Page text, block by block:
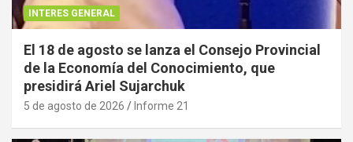
INTERES GENERAL
El 18 de agosto se lanza el Consejo Provincial
de la Economía del Conocimiento, que
presidirá Ariel Sujarchuk
5 de agosto de 2026 Informe 21